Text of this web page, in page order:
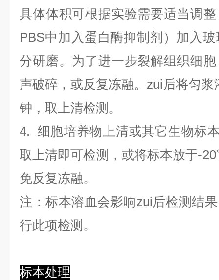
具体体积可根据实验需要适当调
PBS中加入蛋白酶抑制剂）加入
分研磨。为了进一步裂解组织细
声破碎，或反复冻融。zui后将匀浆
钟，取上清检测。
4. 细胞培养物上清或其它生物标
取上清即可检测，或将标本放于-
免反复冻融。
注：标本溶血会影响zui后检测结
行此项检测。
标本处理